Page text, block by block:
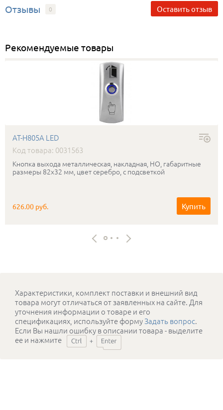
Отзывы 0 Оставить отзыв
Рекомендуемые товары
AT-H805A LED
Код товара: 0031563
Кнопка выхода металлическая, накладная, НО, габаритные
размеры 82х32 мм, цвет серебро, с подсветкой
626.00 руб. Купить
Характеристики, комплект поставки и внешний вид
товара могут отличаться от заявленных на сайте. Для
уточнения информации о товаре и его
спецификациях, используйте формуЗадать вопрос.
Если Вы нашли ошибку в описании товара - выделите
ее и нажмите